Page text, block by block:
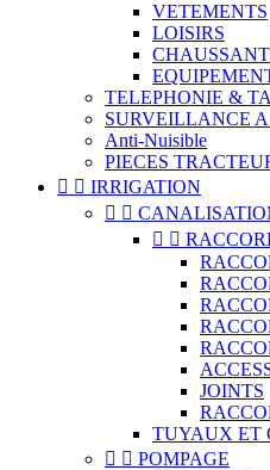
VETEMENTS
LOISIRS
TELEPHONIE &
SURVEILLANCE
Anti-Nuisible
PIECES
  IRRIGATION
 
 
JOINTS
TUYAUX ET
  POMPAGE